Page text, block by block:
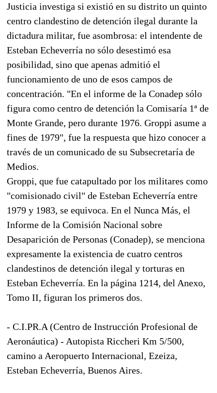
Justicia investiga si existió en su distrito un quinto
centro clandestino de detención ilegal durante la
dictadura militar, fue asombrosa: el intendente de
Esteban Echeverría no sólo desestimó esa
posibilidad, sino que apenas admitió el
funcionamiento de uno de esos campos de
concentración. "En el informe de la Conadep sólo
figura como centro de detención la Comisaría 1ª de
Monte Grande, pero durante 1976. Groppi asume a
fines de 1979", fue la respuesta que hizo conocer a
través de un comunicado de su Subsecretaría de
Medios.
Groppi, que fue catapultado por los militares como
"comisionado civil" de Esteban Echeverría entre
1979 y 1983, se equivoca. En el Nunca Más, el
Informe de la Comisión Nacional sobre
Desaparición de Personas (Conadep), se menciona
expresamente la existencia de cuatro centros
clandestinos de detención ilegal y torturas en
Esteban Echeverría. En la página 1214, del Anexo,
Tomo II, figuran los primeros dos.
- C.I.PR.A (Centro de Instrucción Profesional de
Aeronáutica) - Autopista Riccheri Km 5/500,
camino a Aeropuerto Internacional, Ezeiza,
Esteban Echeverría, Buenos Aires.